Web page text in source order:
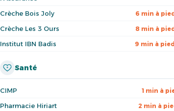
Crèche Bois Joly 6 min à
Crèche Les 3 Ours 8 min à
Institut IBN Badis 9 min à
Santé
CIMP 1 min à
Pharmacie Hiriart 2 min à